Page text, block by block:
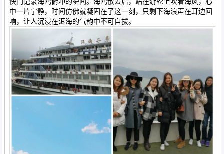
快门记录海鸥俯冲的瞬间。海鸥散去后，站在游轮上吹着海风，心
中一片宁静，时间仿佛就凝固在了这一刻，只剩下海浪声在耳边回
响，让人沉浸在洱海的气韵中不可自拔。